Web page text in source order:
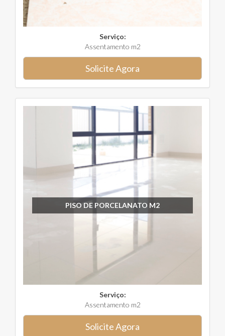
Serviço:
Assentamento m2
Solicite Agora
PISO DE PORCELANATO M2
Serviço:
Assentamento m2
Solicite Agora